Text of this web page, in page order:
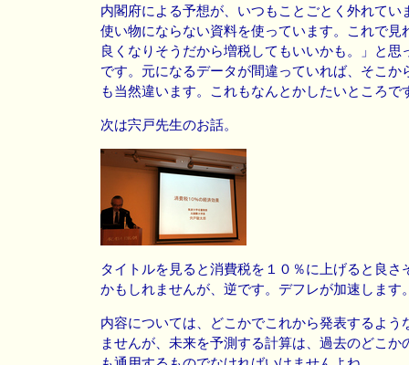
内閣府による予想が、いつもことごとく外れてい
使い物にならない資料を使っています。これで見
良くなりそうだから増税してもいいかも。」と思
です。元になるデータが間違っていれば、そこか
も当然違います。これもなんとかしたいところで
次は宍戸先生のお話。
タイトルを見ると消費税を１０％に上げると良さ
かもしれませんが、逆です。デフレが加速します
内容については、どこかでこれから発表するよう
ませんが、未来を予測する計算は、過去のどこか